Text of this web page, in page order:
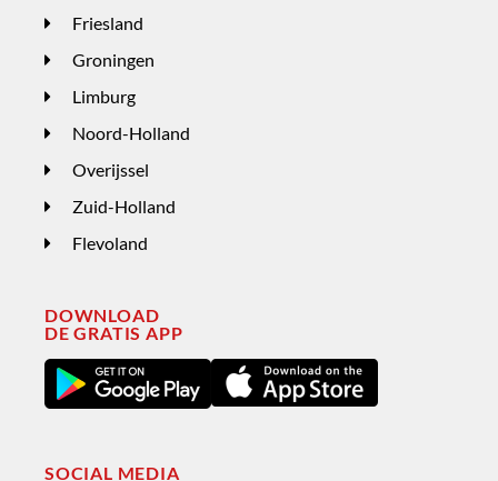
Friesland
Groningen
Limburg
Noord-Holland
Overijssel
Zuid-Holland
Flevoland
DOWNLOAD
DE GRATIS APP
SOCIAL MEDIA